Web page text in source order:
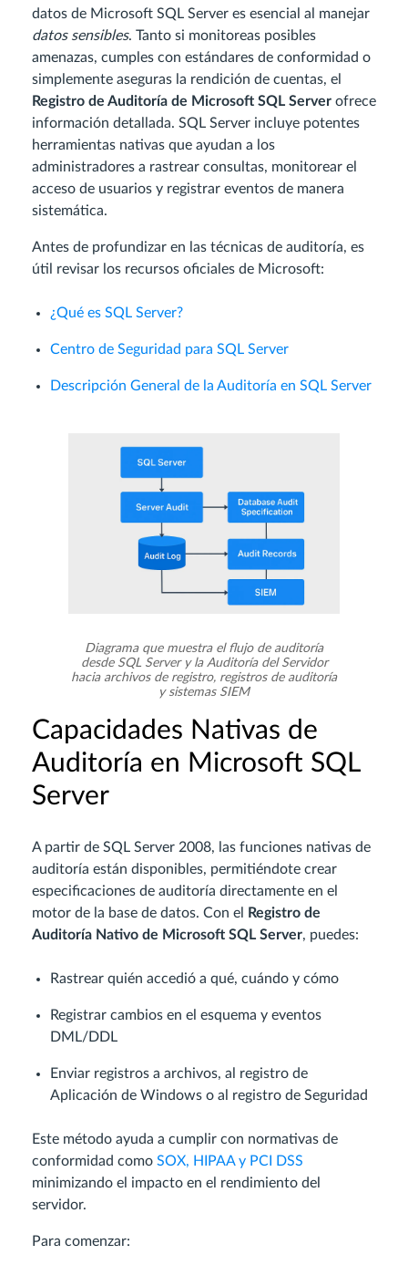
datos de Microsoft SQL Server es esencial al manejar
datos sensibles. Tanto si monitoreas posibles
amenazas, cumples con estándares de conformidad o
simplemente aseguras la rendición de cuentas, el
Registro de Auditoría de Microsoft SQL Server ofrece
información detallada. SQL Server incluye potentes
herramientas nativas que ayudan a los
administradores a rastrear consultas, monitorear el
acceso de usuarios y registrar eventos de manera
sistemática.
Antes de profundizar en las técnicas de auditoría, es
útil revisar los recursos oficiales de Microsoft:
¿Qué es SQL Server?
Centro de Seguridad para SQL Server
Descripción General de la Auditoría en SQL Server
Diagrama que muestra el flujo de auditoría
desde SQL Server y la Auditoría del Servidor
hacia archivos de registro, registros de auditoría
y sistemas SIEM
Capacidades Nativas de
Auditoría en Microsoft SQL
Server
A partir de SQL Server 2008, las funciones nativas de
auditoría están disponibles, permitiéndote crear
especificaciones de auditoría directamente en el
motor de la base de datos. Con el
Registro de
Auditoría Nativo de Microsoft SQL Server, puedes:
Rastrear quién accedió a qué, cuándo y cómo
Registrar cambios en el esquema y eventos
DML/DDL
Enviar registros a archivos, al registro de
Aplicación de Windows o al registro de Seguridad
Este método ayuda a cumplir con normativas de
conformidad como SOX, HIPAA y PCI DSS
minimizando el impacto en el rendimiento del
servidor.
Para comenzar: